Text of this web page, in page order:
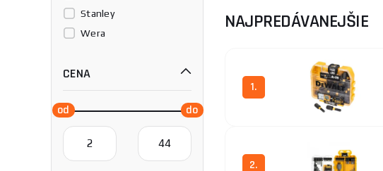
Stanley
Wera
CENA
NAJPREDÁVANEJŠIE
1.
2.